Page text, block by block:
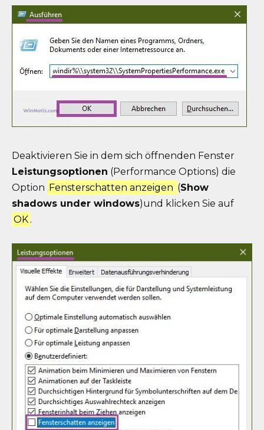
Deaktivieren Sie in dem sich öffnenden Fenster
Leistungsoptionen (Performance Options) die
Option Fensterschatten anzeigen (Show
shadows under windows)und klicken Sie auf
OK .